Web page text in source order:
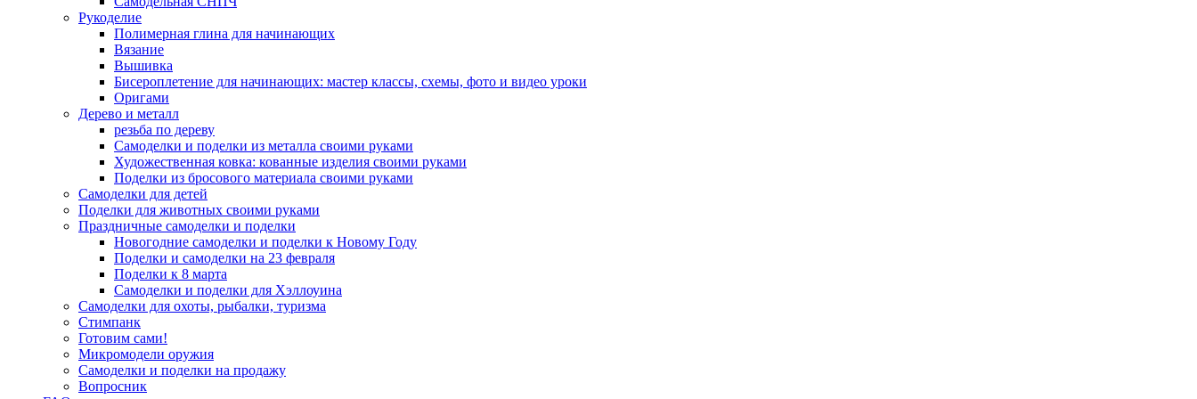
Рукоделие
Полимерная глина для начинающих
Вязание
Вышивка
Бисероплетение для начинающих: мастер классы, схемы, фото и видео уроки
Оригами
Дерево и металл
резьба по дереву
Самоделки и поделки из металла своими руками
Художественная ковка: кованные изделия своими руками
Поделки из бросового материала своими руками
Самоделки для детей
Поделки для животных своими руками
Праздничные самоделки и поделки
Новогодние самоделки и поделки к Новому Году
Поделки и самоделки на 23 февраля
Поделки к 8 марта
Самоделки и поделки для Хэллоуина
Самоделки для охоты, рыбалки, туризма
Стимпанк
Готовим сами!
Микромодели оружия
Самоделки и поделки на продажу
Вопросник